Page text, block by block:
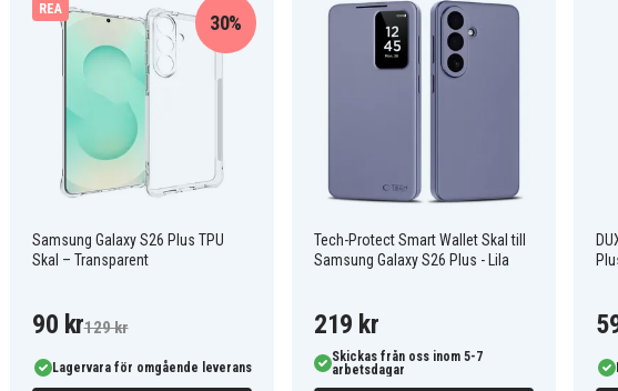
REA
Samsung Galaxy S26 Plus TPU
Skal – Transparent
30%
90 kr129 kr
Lagervara för omgående leverans
Tech-Protect Smart Wallet Skal till
Samsung Galaxy S26 Plus - Lila
219 kr
Skickas från oss inom 5-7
arbetsdagar